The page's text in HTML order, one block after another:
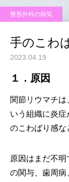
整形外科の病気
手のこわ
2023.04.19
１．原因
関節リウマチ
いう組織に炎
のこわばり感な
原因はまだ不
の関与、歯周病